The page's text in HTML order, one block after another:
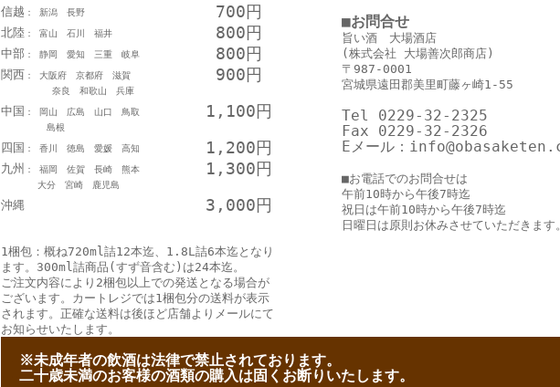
信越 ： 新潟 長野 700円
北陸： 富山 石川 福井 800円
中部： 静岡 愛知 三重 岐阜 800円
関西 ： 大阪府 京都府 滋賀
奈良 和歌山 兵庫
900円
中国 ： 岡山 広島 山口 鳥取
島根
1,100円
四国 ： 香川 徳島 愛媛 高知 1,200円
九州 ： 福岡 佐賀 長崎 熊本
大分 宮崎 鹿児島
1,300円
沖縄 3,000円
1梱包：概ね720ml詰12本迄、1.8L詰6本迄となり
ます。300ml詰商品(すず音含む)は24本迄。
ご注文内容により2梱包以上での発送となる場合が
ございます。カートレジでは1梱包分の送料が表示
されます。正確な送料は後ほど店舗よりメールにて
お知らせいたします。
■お問合せ
旨い酒 大場酒店
(株式会社 大場善次郎商店)
〒987-0001
宮城県遠田郡美里町藤ヶ崎1-55
Tel 0229-32-2325
Fax 0229-32-2326
Eメール：
■お電話でのお問合せは
午前10時から午後7時迄
祝日は午前10時から午後7時迄
日曜日は原則お休みさせていただきます。
※未成年者の飲酒は法律で禁止されております。
二十歳未満のお客様の酒類の購入は固くお断りいたします。